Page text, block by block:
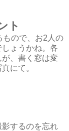
ト
もので、お2人の
ょうかね。各
、書く窓は変
にて。
するのを忘れ